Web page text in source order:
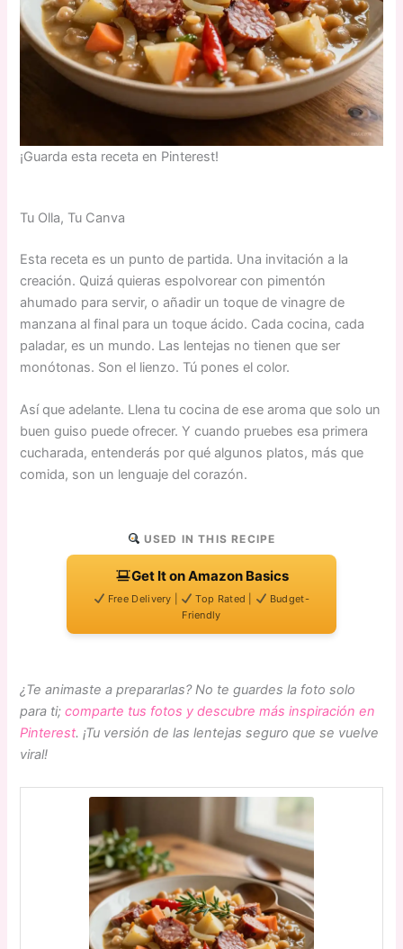
¡Guarda esta receta en Pinterest!
Tu Olla, Tu Canva
Esta receta es un punto de partida. Una invitación a la
creación. Quizá quieras espolvorear con pimentón
ahumado para servir, o añadir un toque de vinagre de
manzana al final para un toque ácido. Cada cocina, cada
paladar, es un mundo. Las lentejas no tienen que ser
monótonas. Son el lienzo. Tú pones el color.
Así que adelante. Llena tu cocina de ese aroma que solo un
buen guiso puede ofrecer. Y cuando pruebes esa primera
cucharada, entenderás por qué algunos platos, más que
comida, son un lenguaje del corazón.
USED IN THIS RECIPE
Get It on Amazon Basics
Free Delivery | Top Rated |
Budget-
Friendly
¿Te animaste a prepararlas? No te guardes la foto solo
para ti;comparte tus fotos y descubre más inspiración en
Pinterest. ¡Tu versión de las lentejas seguro que se vuelve
viral!